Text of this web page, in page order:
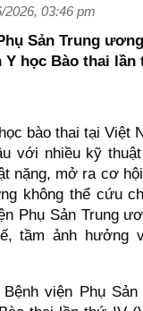
2026, 03:46 pm
Sản Trung
học Bào thai lần
bào thai tại Việt
với nhiều kỹ
nặng, mở ra cơ
không thể cứu
Phụ Sản Trung
tầm ảnh hưởng
viện Phụ